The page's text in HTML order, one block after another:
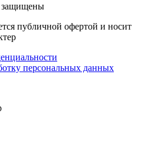
защищены
публичной офертой и носит
персональных данных